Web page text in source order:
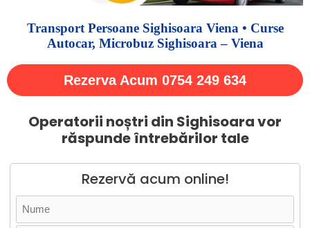
Transport Persoane Sighisoara Viena • Curse
Autocar, Microbuz Sighisoara – Viena
Rezerva Acum 0754 249 634
Operatorii noștri din Sighisoara vor
răspunde întrebărilor tale
Rezervă acum online!